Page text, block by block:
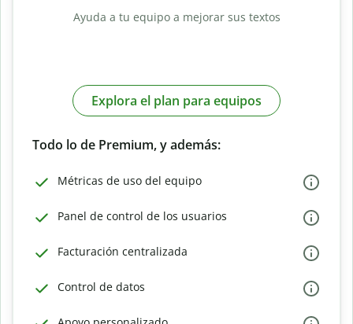
Ayuda a tu equipo a mejorar sus textos
Explora el plan para equipos
Todo lo de Premium, y además:
Métricas de uso del equipo
Panel de control de los usuarios
Facturación centralizada
Control de datos